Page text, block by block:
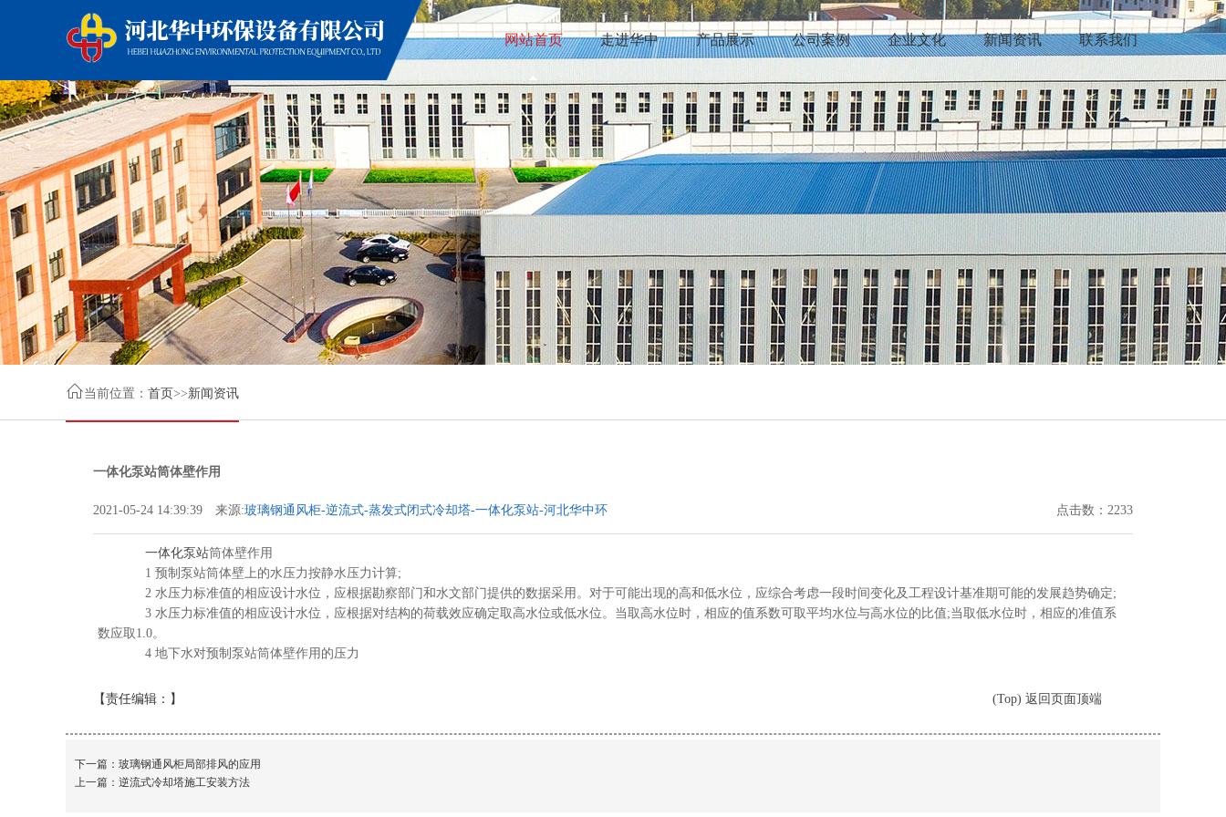
网站首页 走进华中 产品展示 公司案例 企业文化 新闻资讯 联系我们
当前位置： 首页>>新闻资讯
一体化泵站筒体壁作用
点击数：2233
2021-05-24 14:39:39 来源:玻璃钢通风柜-逆流式-蒸发式闭式冷却塔-一体化泵站-河北华中环
一体化泵站筒体壁作用
1 预制泵站筒体壁上的水压力按静水压力计算;
2 水压力标准值的相应设计水位，应根据勘察部门和水文部门提供的数据采用。对于可能出现的高和低水位，应综合考虑一段时间变化及工程设计基准期可能的发展趋势确定;
3 水压力标准值的相应设计水位，应根据对结构的荷载效应确定取高水位或低水位。当取高水位时，相应的值系数可取平均水位与高水位的比值;当取低水位时，相应的准值系
数应取1.0。
4 地下水对预制泵站筒体壁作用的压力
【责任编辑： 】 (Top) 返回页面顶端
下一篇： 玻璃钢通风柜局部排风的应用
上一篇： 逆流式冷却塔施工安装方法